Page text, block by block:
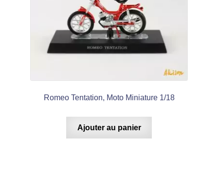
Romeo Tentation, Moto Miniature 1/18
Ajouter au panier